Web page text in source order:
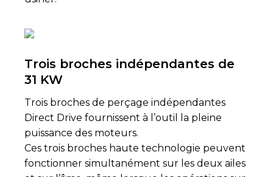
Trois broches indépendantes de
31 KW
Trois broches de perçage indépendantes
Direct Drive fournissent à l’outil la pleine
puissance des moteurs.
Ces trois broches haute technologie peuvent
fonctionner simultanément sur les deux ailes